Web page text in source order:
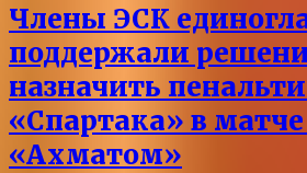
Члены ЭСК
поддержали
назначить
«Спартака» в матче
«Ахматом»